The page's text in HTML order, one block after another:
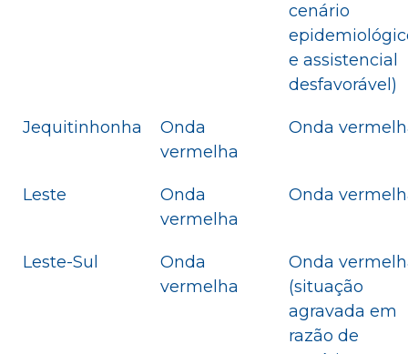
cenário
e assistencial
desfavorável)
Jequitinhonha
Onda
vermelha
Onda
Leste
Onda
vermelha
Onda
Leste-Sul
Onda
vermelha
Onda
(situação
agravada em
razão de